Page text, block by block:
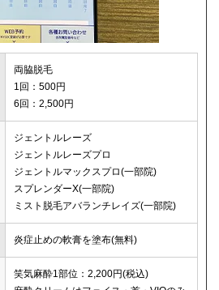
両脇脱毛
1回：500円
6回：2,500円
ジェントルレーズ
ジェントルレーズプロ
ジェントルマックスプロ(一部院)
スプレンダーX(一部院)
ミスト脱毛アバランチレイズ(一部院)
炎症止めの軟膏を塗布(無料)
笑気麻酔1部位：2,200円(税込)